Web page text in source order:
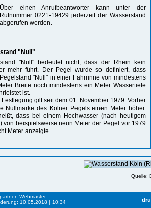
Über einen Anrufbeantworter kann unter der
Rufnummer 0221-19429 jederzeit der Wasserstand
abgerufen werden.
"Null"
"Null" bedeutet nicht, dass der Rhein kein
mehr führt. Der Pegel wurde so definiert, dass
"Null" in einer Fahrrinne von mindestens
Breite noch mindestens ein Meter Wassertiefe
ist.
Festlegung gilt seit dem 01. November 1979. Vorher
Nullmarke des Kölner Pegels einen Meter höher.
dass bei einem Hochwasser (nach heutigem
von beispielsweise neun Meter der Pegel vor 1979
Meter anzeigte.
Quelle:
Webmaster
10.05.2018 | 10:34